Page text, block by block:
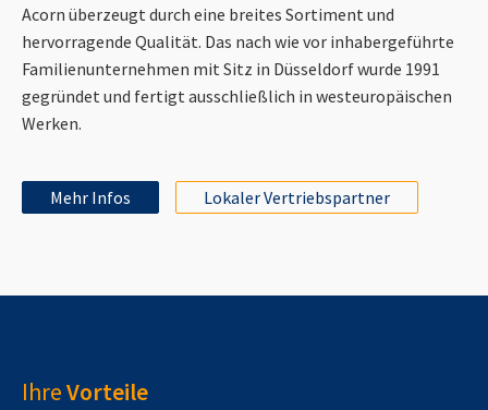
Acorn überzeugt durch eine breites Sortiment und
hervorragende Qualität. Das nach wie vor inhabergeführte
Familienunternehmen mit Sitz in Düsseldorf wurde 1991
gegründet und fertigt ausschließlich in westeuropäischen
Werken.
Mehr Infos Lokaler Vertriebspartner
IhreVorteile